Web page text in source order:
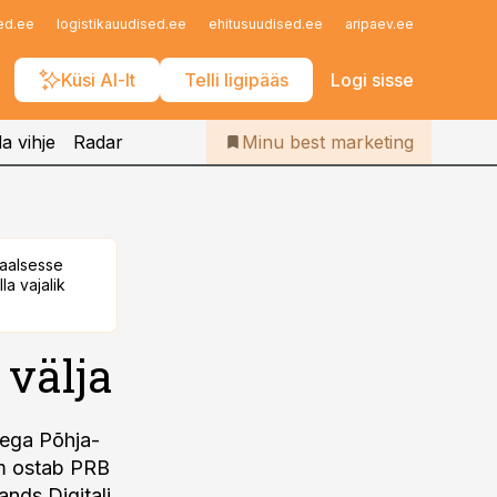
logistikauudised.ee ehitusuudised.ee aripaev.ee
Küsi AI-lt Telli ligipääs Logi sisse
Iseteenindus
Telli Bestmarketing
vihje Radar Minu best marketing
vajalik
välja
Põhja-
ostab PRB